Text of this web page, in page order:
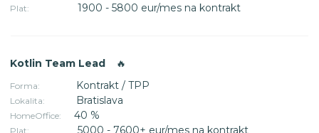
Plat: 1900 - 5800 eur/mes na kontrakt
Kotlin Team Lead 🔥
Forma: Kontrakt / TPP
Lokalita: Bratislava
HomeOffice: 40 %
Plat: 5000 - 7600+ eur/mes na kontrakt